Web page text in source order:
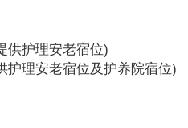
供护理安老宿位)
护理安老宿位及护养院宿位)